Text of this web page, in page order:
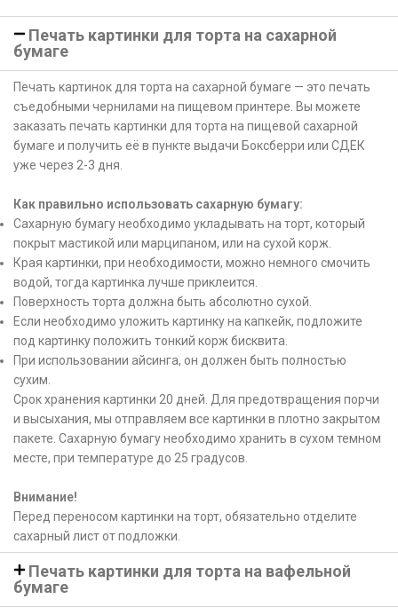
Печать картинки для торта на сахарной
бумаге
Печать картинок для торта на сахарной бумаге — это печать
съедобными чернилами на пищевом принтере. Вы можете
заказать печать картинки для торта на пищевой сахарной
бумаге и получить её в пункте выдачи Боксберри или СДЕК
уже через 2-3 дня.
Как правильно использовать сахарную бумагу:
Сахарную бумагу необходимо укладывать на торт, который
покрыт мастикой или марципаном, или на сухой корж.
Края картинки, при необходимости, можно немного смочить
водой, тогда картинка лучше приклеится.
Поверхность торта должна быть абсолютно сухой.
Если необходимо уложить картинку на капкейк, подложите
под картинку положить тонкий корж бисквита.
При использовании айсинга, он должен быть полностью
сухим.
Срок хранения картинки 20 дней. Для предотвращения порчи
и высыхания, мы отправляем все картинки в плотно закрытом
пакете. Сахарную бумагу необходимо хранить в сухом темном
месте, при температуре до 25 градусов.
Внимание!
Перед переносом картинки на торт, обязательно отделите
сахарный лист от подложки.
Печать картинки для торта на вафельной
бумаге